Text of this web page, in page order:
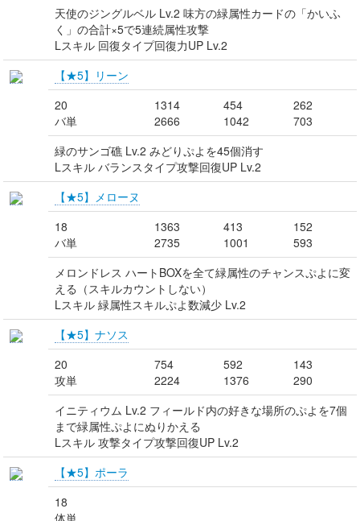
天使のジングルベル Lv.2 味方の緑属性カードの「かいふ
く」の合計×5で5連続属性攻撃
Lスキル 回復タイプ回復力UP Lv.2
【★5】リーン
20
バ単
1314
2666
454
1042
262
703
緑のサンゴ礁 Lv.2 みどりぷよを45個消す
Lスキル バランスタイプ攻撃回復UP Lv.2
【★5】メローヌ
18
バ単
1363
2735
413
1001
152
593
メロンドレス ハートBOXを全て緑属性のチャンスぷよに変
える（スキルカウントしない）
Lスキル 緑属性スキルぷよ数減少 Lv.2
【★5】ナソス
20
攻単
754
2224
592
1376
143
290
イニティウム Lv.2 フィールド内の好きな場所のぷよを7個
まで緑属性ぷよにぬりかえる
Lスキル 攻撃タイプ攻撃回復UP Lv.2
【★5】ポーラ
18
体単